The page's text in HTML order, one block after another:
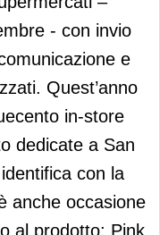
- con invio
e
Quest’anno
in-store
dedicate a San
con la
anche occasione
al prodotto: Pink